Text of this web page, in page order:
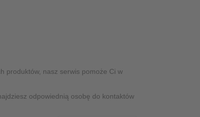
produktów, nasz serwis pomoże Ci w
odpowiednią osobę do kontaktów